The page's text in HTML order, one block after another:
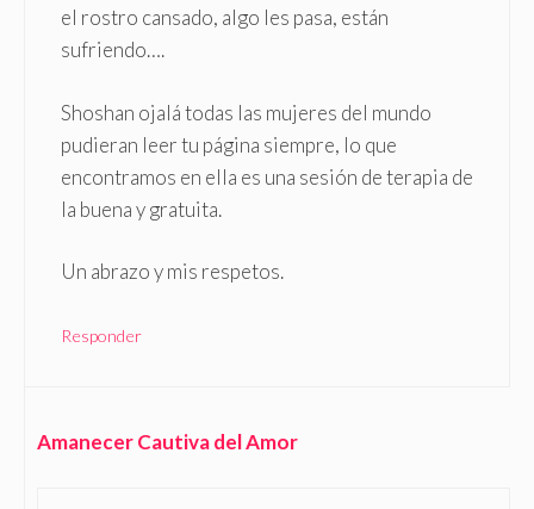
el rostro cansado, algo les pasa, están
sufriendo….
Shoshan ojalá todas las mujeres del mundo
pudieran leer tu página siempre, lo que
encontramos en ella es una sesión de terapia de
la buena y gratuita.
Un abrazo y mis respetos.
Responder
Amanecer Cautiva del Amor